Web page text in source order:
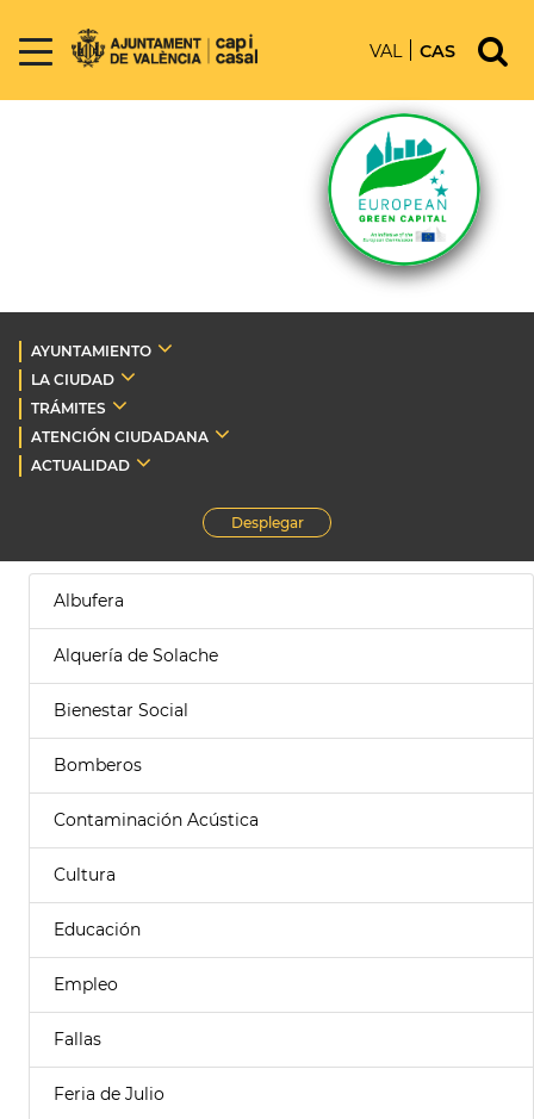
VAL CAS
AYUNTAMIENTO
LA CIUDAD
TRÁMITES
ATENCIÓN CIUDADANA
ACTUALIDAD
Desplegar
Albufera
Alquería de Solache
Bienestar Social
Bomberos
Contaminación Acústica
Cultura
Educación
Empleo
Fallas
Feria de Julio